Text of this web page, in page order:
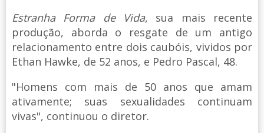
Estranha Forma de Vida, sua mais recente
produção, aborda o resgate de um antigo
relacionamento entre dois caubóis, vividos por
Ethan Hawke, de 52 anos, e Pedro Pascal, 48.
"Homens com mais de 50 anos que amam
ativamente; suas sexualidades continuam
vivas", continuou o diretor.